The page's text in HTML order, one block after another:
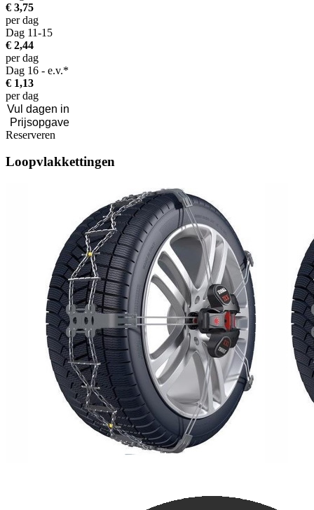
€ 3,75
per dag
Dag 11-15
€ 2,44
per dag
Dag 16 - e.v.*
€ 1,13
per dag
Reserveren
Loopvlakkettingen